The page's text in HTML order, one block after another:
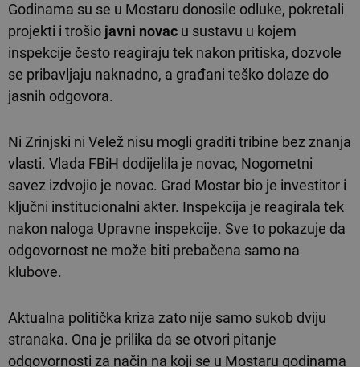
Godinama su se u Mostaru donosile odluke, pokretali
projekti i trošio javni novac u sustavu u kojem
inspekcije često reagiraju tek nakon pritiska, dozvole
se pribavljaju naknadno, a građani teško dolaze do
jasnih odgovora.
Ni Zrinjski ni Velež nisu mogli graditi tribine bez znanja
vlasti. Vlada FBiH dodijelila je novac, Nogometni
savez izdvojio je novac. Grad Mostar bio je investitor i
ključni institucionalni akter. Inspekcija je reagirala tek
nakon naloga Upravne inspekcije. Sve to pokazuje da
odgovornost ne može biti prebačena samo na
klubove.
Aktualna politička kriza zato nije samo sukob dviju
stranaka. Ona je prilika da se otvori pitanje
odgovornosti za način na koji se u Mostaru godinama